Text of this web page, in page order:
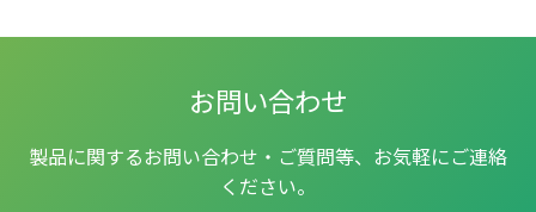
お問い合わせ
製品に関するお問い合わせ・ご質問等、お気軽にご連絡
ください。